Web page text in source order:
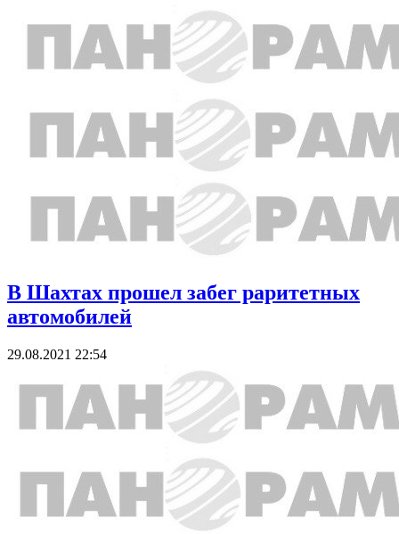
В Шахтах прошел забег раритетных
автомобилей
29.08.2021 22:54